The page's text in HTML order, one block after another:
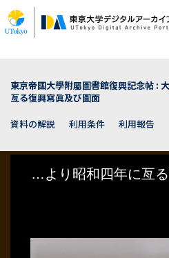
イ
ン
東京帝國大學附屬圖書館復興記念帖 :
亙る復興寫眞及び圖面
資料の解説
利用条件 利用報告